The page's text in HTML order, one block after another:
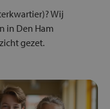
Wij
in Den Ham
gezet.